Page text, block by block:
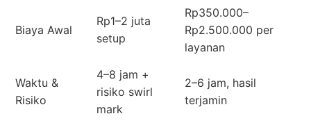
Biaya Awal
Rp1–2 juta
setup
Rp350.000–
Rp2.500.000 per
layanan
Waktu &
Risiko
4–8 jam +
risiko swirl
mark
2–6 jam, hasil
terjamin